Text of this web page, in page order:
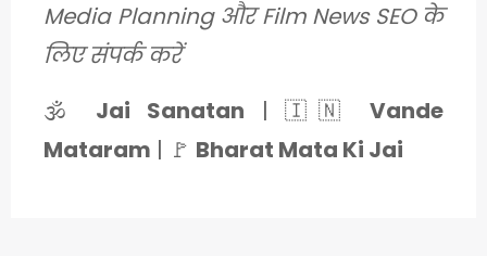
Media Planning और Film News SEO के
लिए संपर्क करें
🕉️ Jai Sanatan | 🇮🇳 Vande
Mataram | 🚩 Bharat Mata Ki Jai